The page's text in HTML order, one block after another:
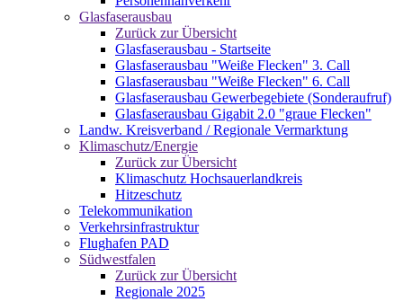
Glasfaserausbau
Zurück zur Übersicht
Glasfaserausbau - Startseite
Glasfaserausbau "Weiße Flecken" 3. Call
Glasfaserausbau "Weiße Flecken" 6. Call
Glasfaserausbau Gewerbegebiete (Sonderaufruf)
Glasfaserausbau Gigabit 2.0 "graue Flecken"
Landw. Kreisverband / Regionale Vermarktung
Klimaschutz/Energie
Zurück zur Übersicht
Klimaschutz Hochsauerlandkreis
Hitzeschutz
Telekommunikation
Verkehrsinfrastruktur
Flughafen PAD
Südwestfalen
Zurück zur Übersicht
Regionale 2025